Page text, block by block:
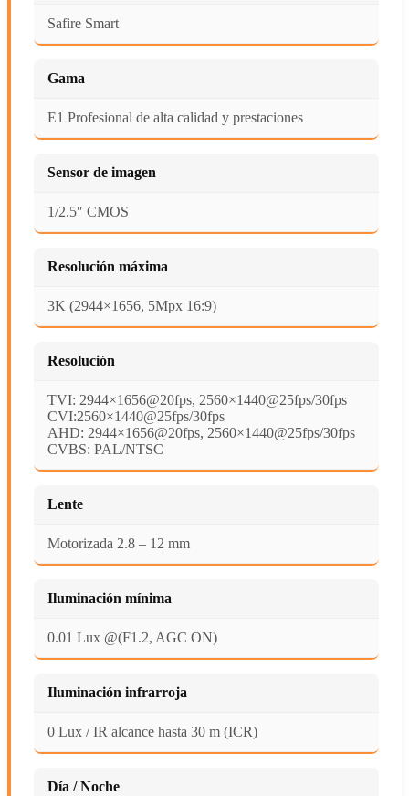
Safire Smart
Gama
E1 Profesional de alta calidad y prestaciones
Sensor de imagen
1/2.5″ CMOS
Resolución máxima
3K (2944×1656, 5Mpx 16:9)
Resolución
TVI: 2944×1656@20fps, 2560×1440@25fps/30fps
CVI:2560×1440@25fps/30fps
AHD: 2944×1656@20fps, 2560×1440@25fps/30fps
CVBS: PAL/NTSC
Lente
Motorizada 2.8 – 12 mm
Iluminación mínima
0.01 Lux @(F1.2, AGC ON)
Iluminación infrarroja
0 Lux / IR alcance hasta 30 m (ICR)
Día / Noche